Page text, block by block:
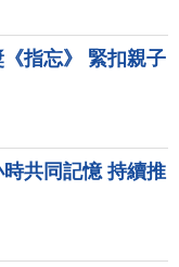
指忘》 緊扣親子
共同記憶 持續推